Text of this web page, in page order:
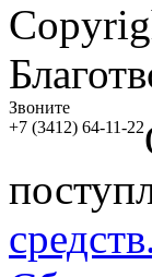
Звоните
+7 (3412) 64-11-22